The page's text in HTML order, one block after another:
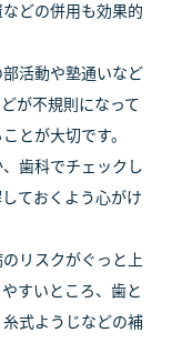
どの併用も効果的
活動や塾通いなど
が不規則になって
とが大切です。
歯科でチェックし
ておくよう心がけ
リスクがぐっと上
すいところ、歯と
式ようじなどの補